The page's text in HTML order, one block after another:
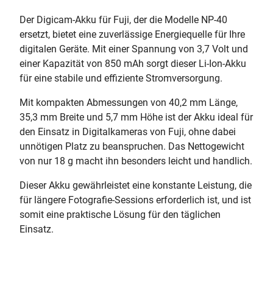
Der Digicam-Akku für Fuji, der die Modelle NP-40
ersetzt, bietet eine zuverlässige Energiequelle für Ihre
digitalen Geräte. Mit einer Spannung von 3,7 Volt und
einer Kapazität von 850 mAh sorgt dieser Li-Ion-Akku
für eine stabile und effiziente Stromversorgung.
Mit kompakten Abmessungen von 40,2 mm Länge,
35,3 mm Breite und 5,7 mm Höhe ist der Akku ideal für
den Einsatz in Digitalkameras von Fuji, ohne dabei
unnötigen Platz zu beanspruchen. Das Nettogewicht
von nur 18 g macht ihn besonders leicht und handlich.
Dieser Akku gewährleistet eine konstante Leistung, die
für längere Fotografie-Sessions erforderlich ist, und ist
somit eine praktische Lösung für den täglichen
Einsatz.